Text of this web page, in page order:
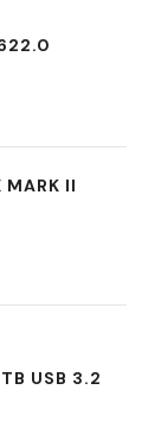
MARK II
USB 3.2